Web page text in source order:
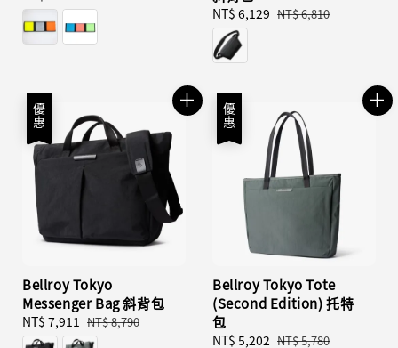
price
Sale
price
NT$ 6,129 Regular
NT$ 6,810
優惠
Bellroy Tokyo
Messenger Bag 斜背包
Sale
price
NT$ 7,911 Regular
price
NT$ 8,790
優惠
Bellroy Tokyo Tote
(Second Edition) 托特
包
Sale
NT$ 5,202 Regular
NT$ 5,780